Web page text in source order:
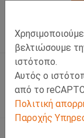
βελτιώσουμε
ιστότοπο.
Αυτός ο
από το
Πολιτική
Παροχής